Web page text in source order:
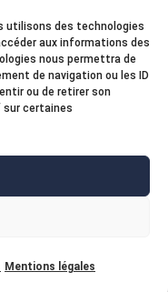
utilisons des technologies
aux informations des
nous permettra de
de navigation ou les ID
ou de retirer son
certaines
Mentions légales